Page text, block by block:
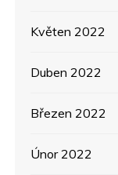
Květen 2022
Duben 2022
Březen 2022
Únor 2022